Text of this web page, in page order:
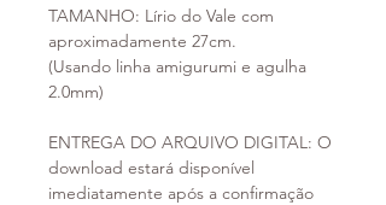
TAMANHO: Lírio do Vale com
aproximadamente 27cm.
(Usando linha amigurumi e agulha
2.0mm)
ENTREGA DO ARQUIVO DIGITAL: O
download estará disponível
imediatamente após a confirmação